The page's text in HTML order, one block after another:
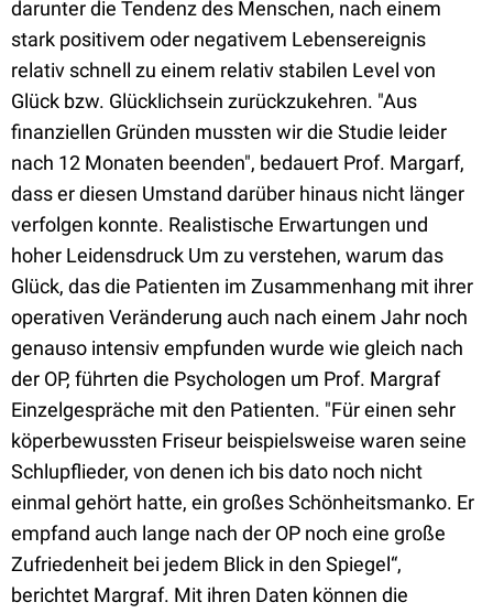
darunter die Tendenz des Menschen, nach einem
stark positivem oder negativem Lebensereignis
relativ schnell zu einem relativ stabilen Level von
Glück bzw. Glücklichsein zurückzukehren. "Aus
finanziellen Gründen mussten wir die Studie leider
nach 12 Monaten beenden", bedauert Prof. Margarf,
dass er diesen Umstand darüber hinaus nicht länger
verfolgen konnte. Realistische Erwartungen und
hoher Leidensdruck Um zu verstehen, warum das
Glück, das die Patienten im Zusammenhang mit ihrer
operativen Veränderung auch nach einem Jahr noch
genauso intensiv empfunden wurde wie gleich nach
der OP, führten die Psychologen um Prof. Margraf
Einzelgespräche mit den Patienten. "Für einen sehr
köperbewussten Friseur beispielsweise waren seine
Schlupflieder, von denen ich bis dato noch nicht
einmal gehört hatte, ein großes Schönheitsmanko. Er
empfand auch lange nach der OP noch eine große
Zufriedenheit bei jedem Blick in den Spiegel“,
berichtet Margraf. Mit ihren Daten können die